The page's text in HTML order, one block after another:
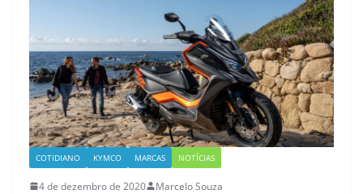
COTIDIANO KYMCO MARCAS NOTÍCIAS
4 de dezembro de 2020 Marcelo Souza